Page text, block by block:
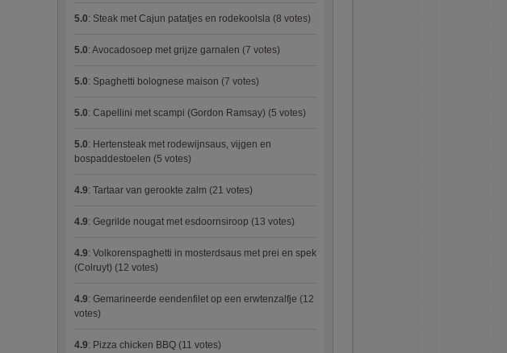
5.0: Steak met Cajun patatjes en rodekoolsla (8 votes)
5.0: Avocadosoep met grijze garnalen (7 votes)
5.0: Spaghetti bolognese maison (7 votes)
5.0: Capellini met scampi (Gordon Ramsay) (5 votes)
5.0: Hertensteak met rodewijnsaus, vijgen en
bospaddestoelen (5 votes)
4.9: Tartaar van gerookte zalm (21 votes)
4.9: Gegrilde nougat met esdoornsiroop (13 votes)
4.9: Volkorenspaghetti in mosterdsaus met prei en spek
(Colruyt) (12 votes)
4.9: Gemarineerde eendenfilet op een erwtenzalfje (12
votes)
4.9: Pizza chicken BBQ (11 votes)